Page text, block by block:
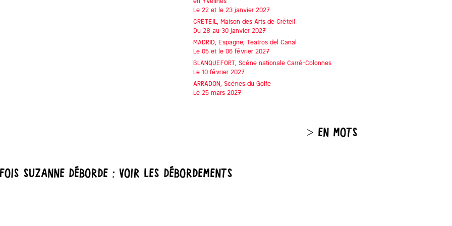
Le 22 et le 23 janvier 2027
CRETEIL, Maison des Arts de Créteil
Du 28 au 30 janvier 2027
MADRID, Espagne, Teatros del Canal
Le 05 et le 06 février 2027
BLANQUEFORT, Scène nationale Carré-Colonnes
Le 10 février 2027
ARRADON, Scènes du Golfe
Le 25 mars 2027
> EN MOTS
Suzanne DÉBORDE : VOIR LES DÉBORDEMENTS